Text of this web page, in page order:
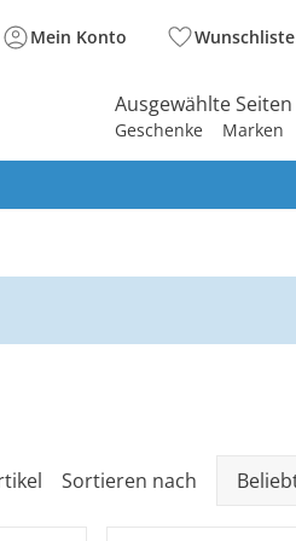
Mein Konto Wunschliste
Ausgewählte Seiten
Geschenke Marken
Sortieren nach